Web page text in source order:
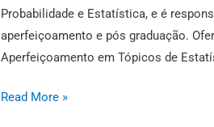
Probabilidade e Estatística, e é
aperfeiçoamento e pós graduação.
Aperfeiçoamento em Tópicos de
Read More »